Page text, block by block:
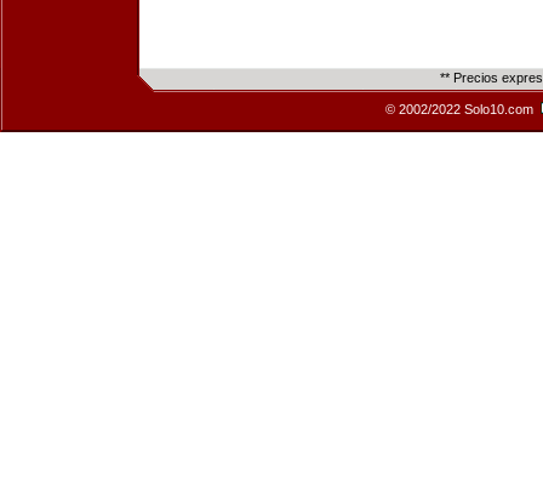
** Precios
© 2002/2022 Solo10.com